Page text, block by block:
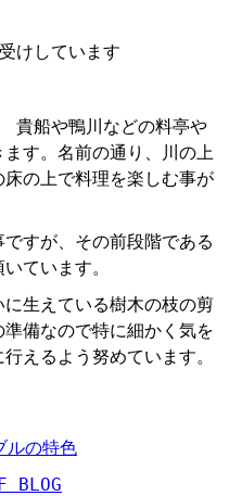
けしています
貴船や鴨川などの料亭や
す。名前の通り、川の上
の上で料理を楽しむ事が
すが、その前段階である
ています。
生えている樹木の枝の剪
備なので特に細かく気を
えるよう努めています。